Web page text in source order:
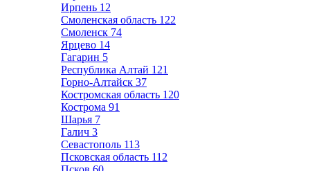
Ирпень 12
Смоленская область 122
Смоленск 74
Ярцево 14
Гагарин 5
Республика Алтай 121
Горно-Алтайск 37
Костромская область 120
Кострома 91
Шарья 7
Галич 3
Севастополь 113
Псковская область 112